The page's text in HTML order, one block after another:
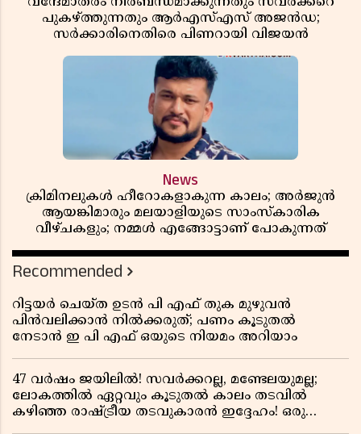
പുകഴ്ത്തുന്നതും ആർഎസ്എസ് അജൻഡ;
സർക്കാരിനെതിരെ പിണറായി വിജയൻ
News
ക്രിമിനലുകൾ ഹീറോകളാകുന്ന കാലം; അർജുൻ
ആയങ്കിമാരും മലയാളിയുടെ സാംസ്കാരിക
വീഴ്ചകളും; നമ്മൾ എങ്ങോട്ടാണ് പോകുന്നത്
Recommended
റിട്ടയർ ചെയ്ത ഉടൻ പി എഫ് തുക മുഴുവൻ
പിൻവലിക്കാൻ നിൽക്കരുത്; പണം കൂടുതൽ
നേടാൻ ഇ പി എഫ് ഒയുടെ നിയമം അറിയാം
47 വർഷം ജയിലിൽ! സവർക്കറല്ല, മണ്ടേലയുമല്ല;
ലോകത്തിൽ ഏറ്റവും കൂടുതൽ കാലം തടവിൽ
കഴിഞ്ഞ രാഷ്ട്രീയ തടവുകാരൻ ഇദ്ദേഹം! ഒരു